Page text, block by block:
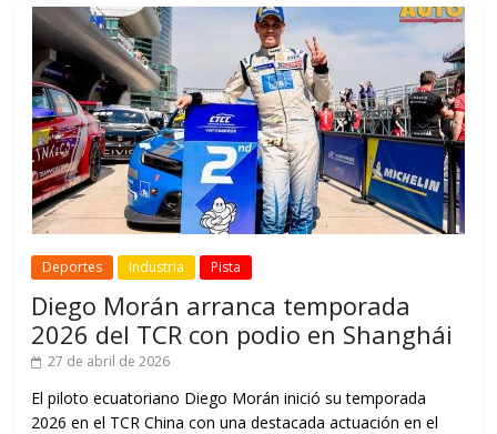
Deportes Industria Pista
Diego Morán arranca temporada
2026 del TCR con podio en Shanghái
27 de abril de 2026
El piloto ecuatoriano Diego Morán inició su temporada
2026 en el TCR China con una destacada actuación en el